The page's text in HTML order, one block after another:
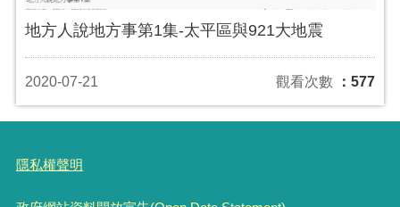
地方人說地方事第1集-太平區與921大地震
2020-07-21 觀看次數 ：577
隱私權聲明